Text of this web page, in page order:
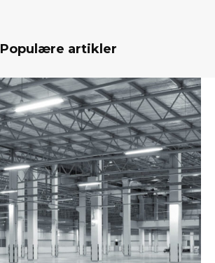
Populære artikler